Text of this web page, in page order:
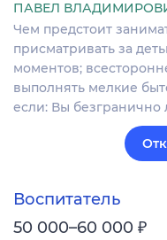
ПАВЕЛ
Чем предстоит
присматривать за
моментов;
выполнять мелкие
если: Вы безгранично
Воспитатель
50 000–60 000 ₽